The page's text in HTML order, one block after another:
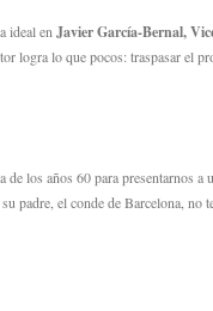
ideal en Javier García-Bernal,
logra lo que pocos: traspasar el
de los años 60 para presentarnos a
padre, el conde de Barcelona, no